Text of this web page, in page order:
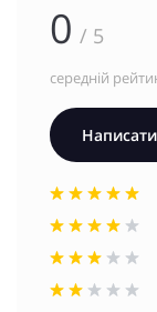
0 / 5
середній
Написати